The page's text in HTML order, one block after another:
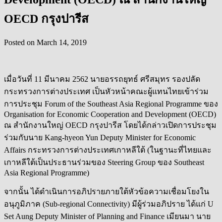
OECD กรุงปารีส
Posted on March 14, 2019
เมื่อวันที่ 11 มีนาคม 2562 นายอรรถยุทธ์ ศรีสมุทร รองปลัด
กระทรวงการต่างประเทศ เป็นหัวหน้าคณะผู้แทนไทยเข้าร่วม
การประชุม Forum of the Southeast Asia Regional Programme ของ
Organisation for Economic Cooperation and Development (OECD)
ณ สำนักงานใหญ่ OECD กรุงปารีส โดยได้กล่าวเปิดการประชุม
ร่วมกับนาย Kang-hyeon Yun Deputy Minister for Economic
Affairs กระทรวงการต่างประเทศเกาหลีใต้ (ในฐานะที่ไทยและ
เกาหลีใต้เป็นประธานร่วมของ Steering Group ของ Southeast
Asia Regional Programme)
จากนั้น ได้ดำเนินการอภิปรายภายใต้หัวข้อความเชื่อมโยงใน
อนุภูมิภาค (Sub-regional Connectivity) มีผู้ร่วมอภิปราย ได้แก่ U
Set Aung Deputy Minister of Planning and Finance เมียนมา นาย